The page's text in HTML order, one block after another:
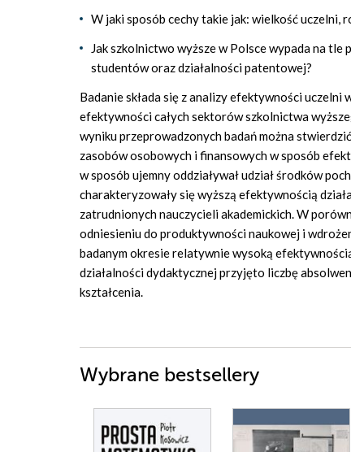
W jaki sposób cechy takie jak: wielkość uczelni,
Jak szkolnictwo wyższe w Polsce wypada na
studentów oraz działalności patentowej?
Badanie składa się z analizy efektywności
efektywności całych sektorów szkolnictwa
wyniku przeprowadzonych badań można
zasobów osobowych i finansowych w sposób
w sposób ujemny oddziaływał udział środków
charakteryzowały się wyższą efektywnością
zatrudnionych nauczycieli akademickich. W
odniesieniu do produktywności naukowej i
badanym okresie relatywnie wysoką
działalności dydaktycznej przyjęto liczbę
kształcenia.
Wybrane bestsellery